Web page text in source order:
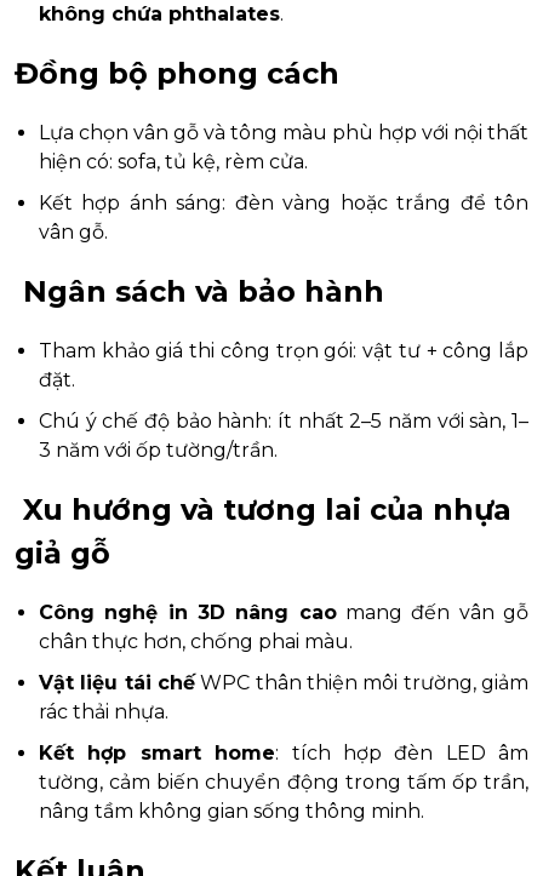
không chứa phthalates.
Đồng bộ phong cách
Lựa chọn vân gỗ và tông màu phù hợp với nội thất
hiện có: sofa, tủ kệ, rèm cửa.
Kết hợp ánh sáng: đèn vàng hoặc trắng để tôn
vân gỗ.
Ngân sách và bảo hành
Tham khảo giá thi công trọn gói: vật tư + công lắp
đặt.
Chú ý chế độ bảo hành: ít nhất 2–5 năm với sàn, 1–
3 năm với ốp tường/trần.
Xu hướng và tương lai của nhựa
giả gỗ
Công nghệ in 3D nâng caomang đến vân gỗ
chân thực hơn, chống phai màu.
Vật liệu tái chế WPC thân thiện môi trường, giảm
rác thải nhựa.
Kết hợp smart home: tích hợp đèn LED âm
tường, cảm biến chuyển động trong tấm ốp trần,
nâng tầm không gian sống thông minh.